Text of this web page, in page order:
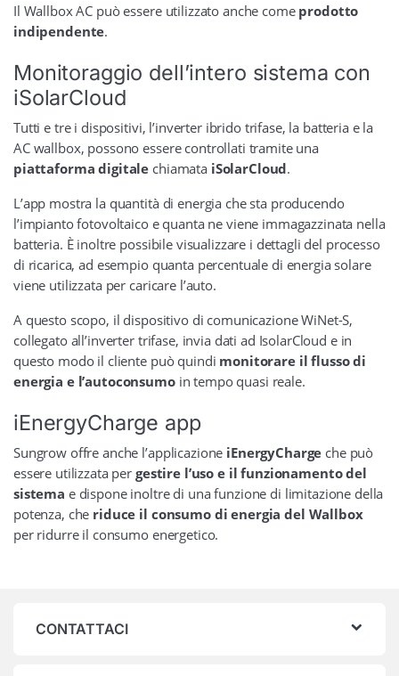
Il Wallbox AC può essere utilizzato anche come prodotto
indipendente.
Monitoraggio dell’intero sistema con
iSolarCloud
Tutti e tre i dispositivi, l’inverter ibrido trifase, la batteria e la
AC wallbox, possono essere controllati tramite una
piattaforma digitale chiamata iSolarCloud.
L’app mostra la quantità di energia che sta producendo
l’impianto fotovoltaico e quanta ne viene immagazzinata nella
batteria. È inoltre possibile visualizzare i dettagli del processo
di ricarica, ad esempio quanta percentuale di energia solare
viene utilizzata per caricare l’auto.
A questo scopo, il dispositivo di comunicazione WiNet-S,
collegato all’inverter trifase, invia dati ad IsolarCloud e in
questo modo il cliente può quindi monitorare il flusso di
energia e l’autoconsumoin tempo quasi reale.
iEnergyCharge app
Sungrow offre anche l’applicazione iEnergyCharge che può
essere utilizzata per gestire l’uso e il funzionamento del
sistema e dispone inoltre di una funzione di limitazione della
potenza, che riduce il consumo di energia del Wallbox
per ridurre il consumo energetico.
CONTATTACI